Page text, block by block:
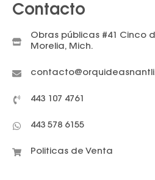
Contacto
Obras públicas #41 Cinco
Morelia, Mich.
443 107 4761
443 578 6155
Politicas de Venta